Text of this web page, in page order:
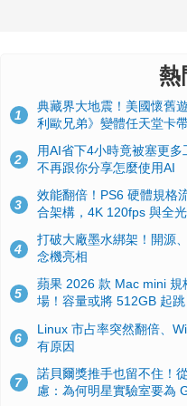
熱
1
典藏界大地震！美國懷舊
利歐兄弟》變體任天堂卡
2
用AI省下4小時竟被塞更
不再跟你分享怎麼使用AI
3
效能翻倍！PS6 硬體規格
合架構，4K 120fps 與全
4
打破大廠墨水綁架！開源
念機亮相
5
蘋果 2026 款 Mac mini
場！容量或將 512GB 起跳
6
Linux 市占率突然翻倍、
有原因
7
諾貝爾獎推手也留不住！
慮：為何明星實驗室要為